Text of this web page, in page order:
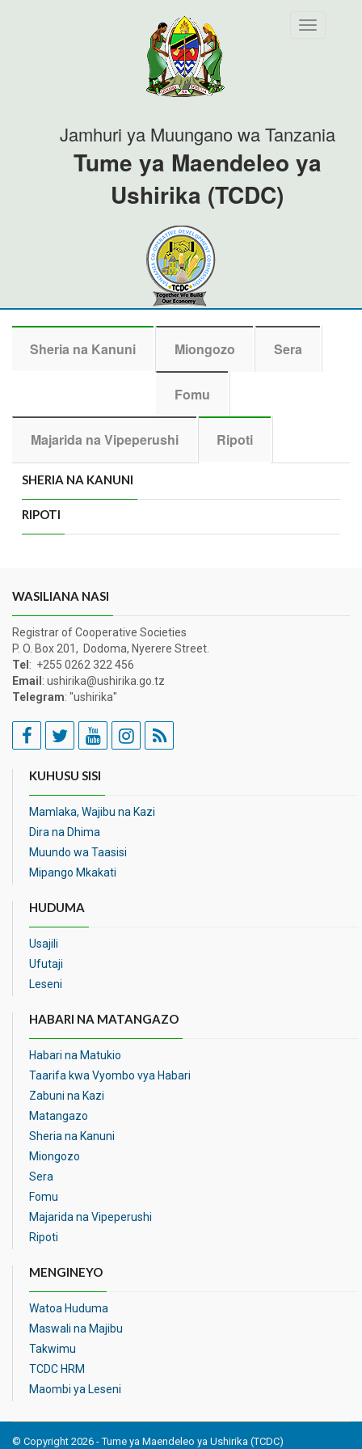
Toggle
Jamhuri ya Muungano wa Tanzania
Tume ya Maendeleo ya
Ushirika (TCDC)
Sheria na Kanuni Miongozo Sera
Fomu
Majarida na Vipeperushi Ripoti
SHERIA NA KANUNI
RIPOTI
WASILIANA NASI
Registrar of Cooperative Societies
P. O. Box 201, Dodoma, Nyerere Street.
Tel : +255 0262 322 456
Email : ushirika@ushirika.go.tz
Telegram: "ushirika"
KUHUSU SISI
Mamlaka, Wajibu na Kazi
Dira na Dhima
Muundo wa Taasisi
Mipango Mkakati
HUDUMA
Usajili
Ufutaji
Leseni
HABARI NA MATANGAZO
Habari na Matukio
Taarifa kwa Vyombo vya Habari
Zabuni na Kazi
Matangazo
Sheria na Kanuni
Miongozo
Sera
Fomu
Majarida na Vipeperushi
Ripoti
MENGINEYO
Watoa Huduma
Maswali na Majibu
Takwimu
TCDC HRM
Maombi ya Leseni
© Copyright 2026 - Tume ya Maendeleo ya Ushirika (TCDC)